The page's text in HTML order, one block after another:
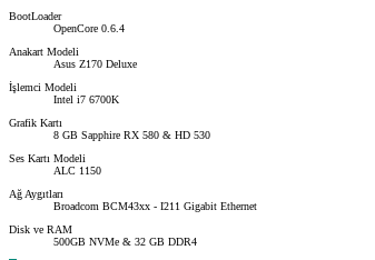
BootLoader
OpenCore 0.6.4
Anakart Modeli
Asus Z170 Deluxe
İşlemci Modeli
Intel i7 6700K
Grafik Kartı
8 GB Sapphire RX 580 & HD 530
Ses Kartı Modeli
ALC 1150
Ağ Aygıtları
Broadcom BCM43xx - I211 Gigabit Ethernet
Disk ve RAM
500GB NVMe & 32 GB DDR4